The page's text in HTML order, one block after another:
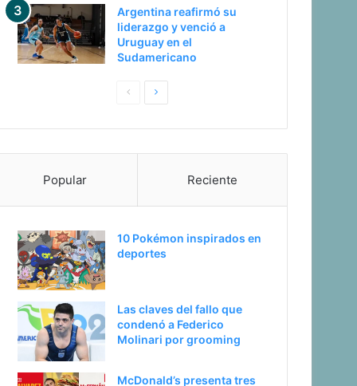
Argentina reafirmó su
liderazgo y venció a
Uruguay en el
Sudamericano
a
n
r
i
r
e
t
á
g
n
Popular Reciente
10 Pokémon inspirados en
deportes
Las claves del fallo que
condenó a Federico
Molinari por grooming
McDonald’s presenta tres